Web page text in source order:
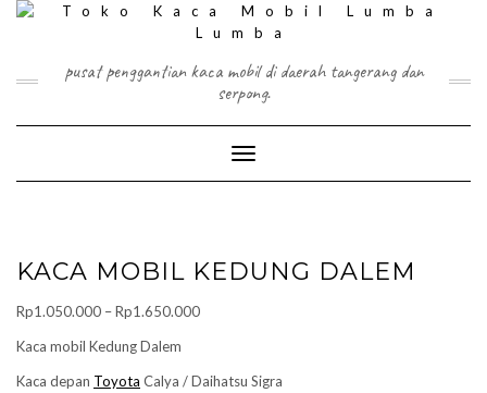
Skip
pusat penggantian kaca mobil di daerah tangerang dan
serpong.
Toggle Navigation
KACA MOBIL KEDUNG DALEM
Rp1.050.000 –Rp1.650.000Price
through
Kaca mobil Kedung Dalem
Kaca depan Toyota Calya / Daihatsu Sigra